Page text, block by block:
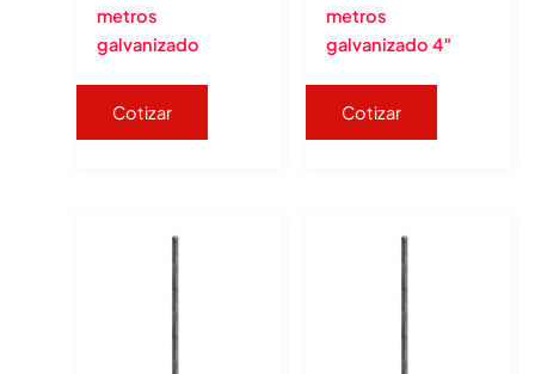
metros
galvanizado
Cotizar
metros
galvanizado 4″
Cotizar